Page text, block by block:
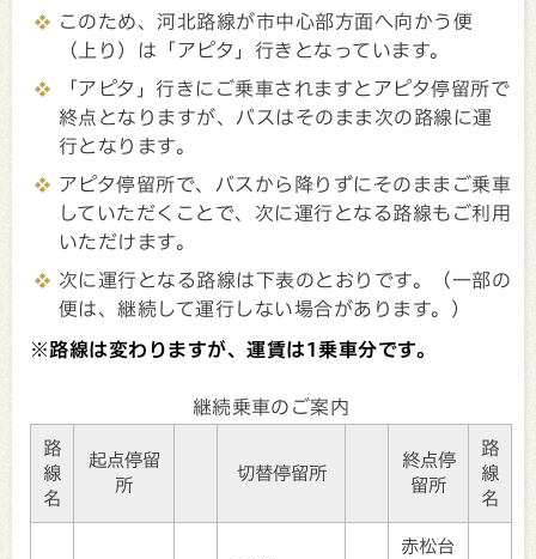
このため、河北路線が市中心部方面へ向かう便
（上り）は「アピタ」行きとなっています。
「アピタ」行きにご乗車されますとアピタ停留所で
終点となりますが、バスはそのまま次の路線に運
行となります。
アピタ停留所で、バスから降りずにそのままご乗車
していただくことで、次に運行となる路線もご利用
いただけます。
次に運行となる路線は下表のとおりです。（一部の
便は、継続して運行しない場合があります。）
※路線は変わりますが、運賃は1乗車分です。
継続乗車のご案内
路
線
名
起点停留
所
切替停留所
終点停
留所
路
線
名
赤松台